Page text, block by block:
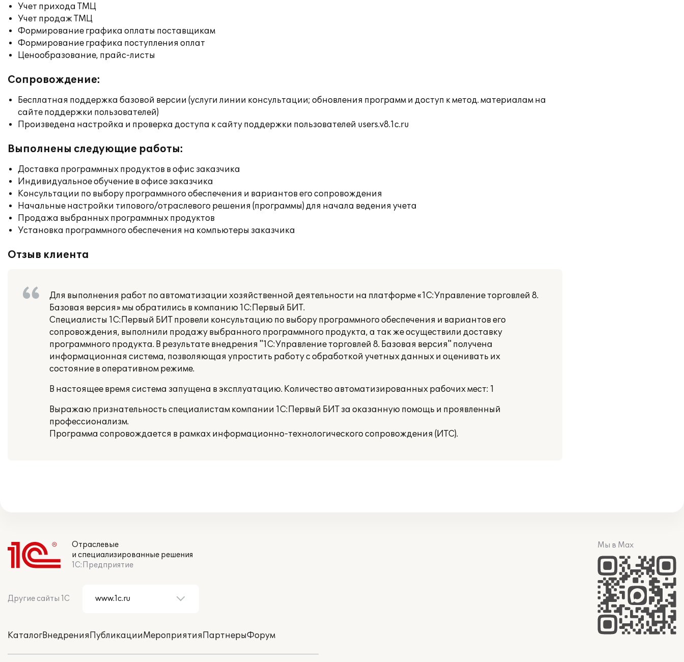
Учет прихода ТМЦ
Учет продаж ТМЦ
Формирование графика оплаты поставщикам
Формирование графика поступления оплат
Ценообразование, прайс-листы
Сопровождение:
Бесплатная поддержка базовой версии (услуги линии консультации; обновления программ и доступ к метод. материалам на
сайте поддержки пользователей)
Произведена настройка и проверка доступа к сайту поддержки пользователей users.v8.1c.ru
Выполнены следующие работы:
Доставка программных продуктов в офис заказчика
Индивидуальное обучение в офисе заказчика
Консультации по выбору программного обеспечения и вариантов его сопровождения
Начальные настройки типового/отраслевого решения (программы) для начала ведения учета
Продажа выбранных программных продуктов
Установка программного обеспечения на компьютеры заказчика
Отзыв клиента
Для выполнения работ по автоматизации хозяйственной деятельности на платформе «1С:Управление торговлей 8.
Базовая версия» мы обратились в компанию 1С:Первый БИТ.
Специалисты 1С:Первый БИТ провели консультацию по выбору программного обеспечения и вариантов его
сопровождения, выполнили продажу выбранного программного продукта, а так же осуществили доставку
программного продукта. В результате внедрения "1С:Управление торговлей 8. Базовая версия" получена
информационная система, позволяющая упростить работу с обработкой учетных данных и оценивать их
состояние в оперативном режиме.
В настоящее время система запущена в эксплуатацию. Количество автоматизированных рабочих мест: 1
Выражаю признательность специалистам компании 1С:Первый БИТ за оказанную помощь и проявленный
профессионализм.
Программа сопровождается в рамках информационно-технологического сопровождения (ИТС).
Отраслевые
и специализированные решения
1С:Предприятие
Другие сайты 1С
КаталогВнедренияПубликацииМероприятияПартнерыФорум
Мы в Max